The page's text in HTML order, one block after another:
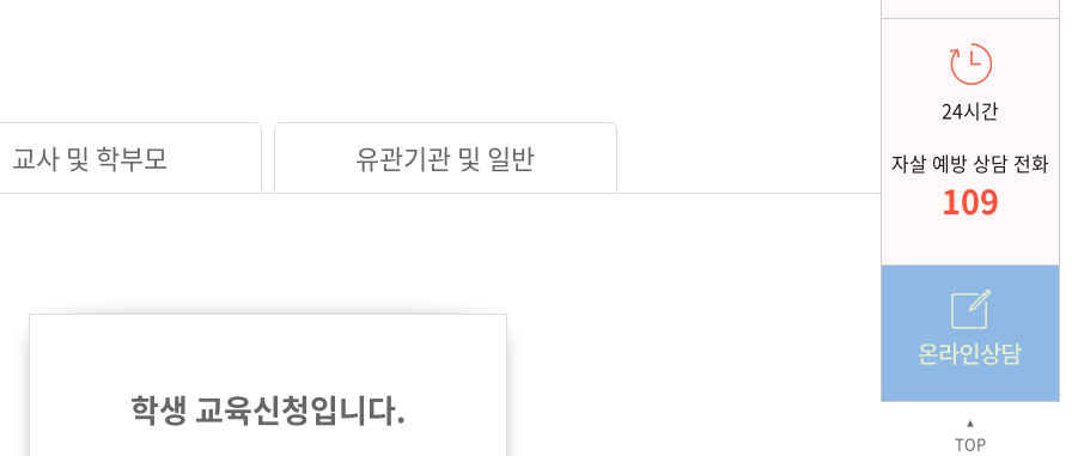
교사 및 학부모 유관기관 및 일반
학생 교육신청입니다.
24시간
자살 예방 상담 전화
109
▲
TOP